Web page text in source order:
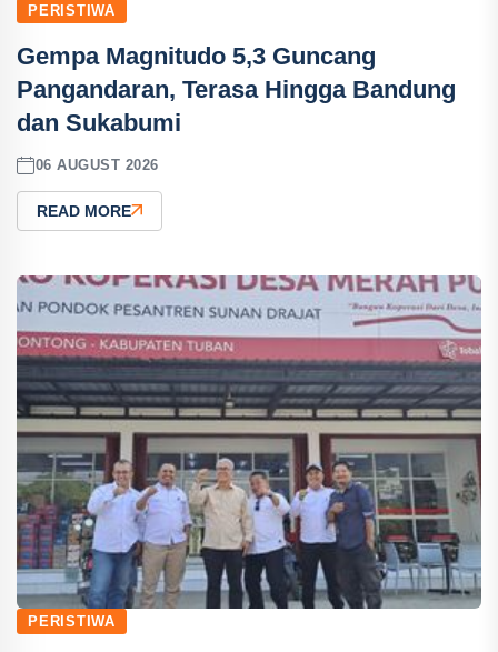
PERISTIWA
Gempa Magnitudo 5,3 Guncang
Pangandaran, Terasa Hingga Bandung
dan Sukabumi
06 AUGUST 2026
READ MORE
PERISTIWA